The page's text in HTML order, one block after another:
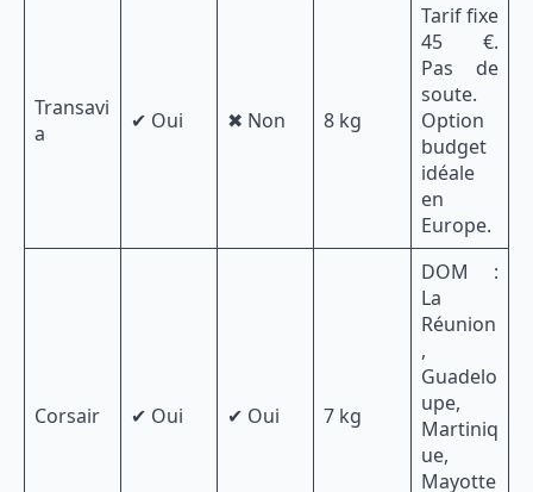
Transavi
a
✔ Oui ✖ Non 8 kg
Tarif fixe
45 €.
Pas de
soute.
Option
budget
idéale
en
Europe.
Corsair ✔ Oui ✔ Oui 7 kg
DOM :
La
Réunion
,
Guadelo
upe,
Martiniq
ue,
Mayotte